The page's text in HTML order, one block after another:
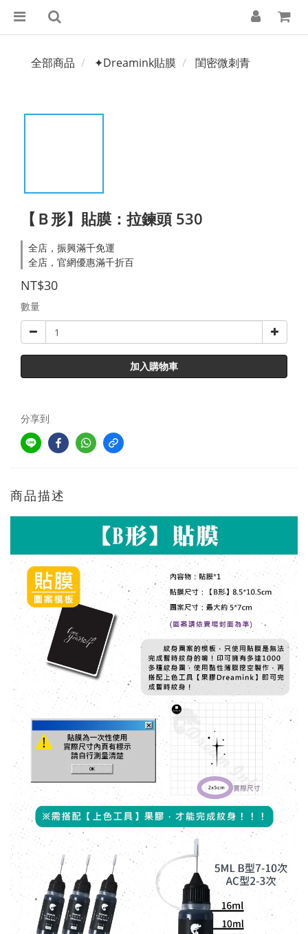
全部商品 ✦Dreamink貼膜 閨密微刺青
【Ｂ形】貼膜：拉鍊頭 530
全店，振興滿千免運
全店，官網優惠滿千折百
NT$30
數量
加入購物車
分享到
商品描述